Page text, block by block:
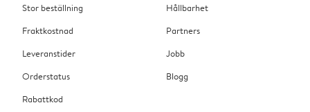
Stor beställning
Fraktkostnad
Leveranstider
Orderstatus
Rabattkod
Hållbarhet
Partners
Jobb
Blogg